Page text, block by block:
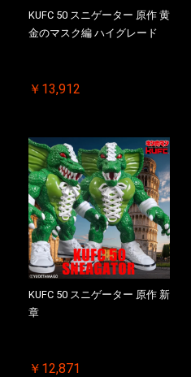
KUFC 50 スニゲーター 原作 黄
金のマスク編 ハイグレード
￥13,912
KUFC 50 スニゲーター 原作 新
章
￥12,871